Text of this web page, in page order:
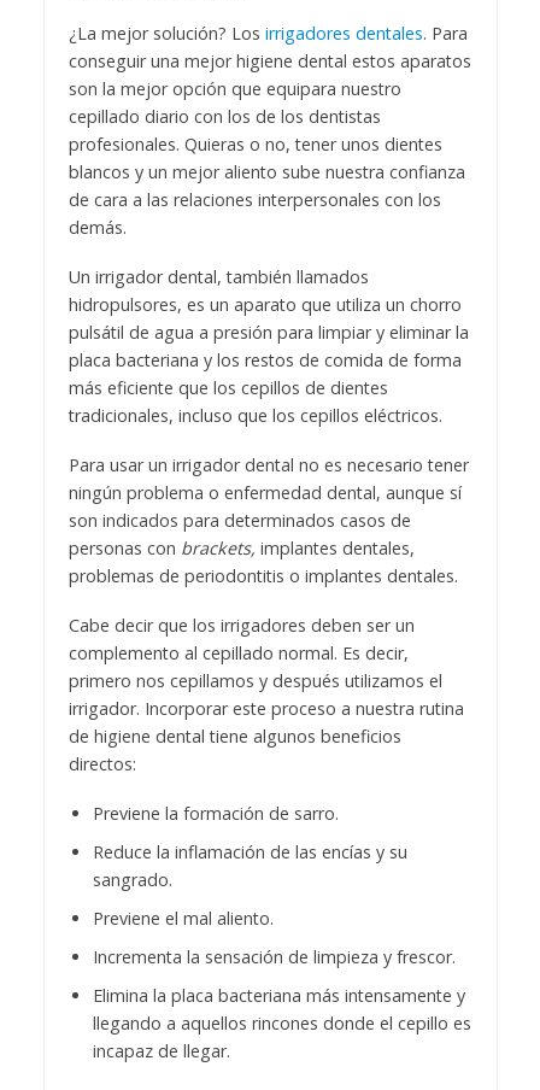
¿La mejor solución? Los irrigadores dentales. Para
conseguir una mejor higiene dental estos aparatos
son la mejor opción que equipara nuestro
cepillado diario con los de los dentistas
profesionales. Quieras o no, tener unos dientes
blancos y un mejor aliento sube nuestra confianza
de cara a las relaciones interpersonales con los
demás.
Un irrigador dental, también llamados
hidropulsores, es un aparato que utiliza un chorro
pulsátil de agua a presión para limpiar y eliminar la
placa bacteriana y los restos de comida de forma
más eficiente que los cepillos de dientes
tradicionales, incluso que los cepillos eléctricos.
Para usar un irrigador dental no es necesario tener
ningún problema o enfermedad dental, aunque sí
son indicados para determinados casos de
personas con brackets, implantes dentales,
problemas de periodontitis o implantes dentales.
Cabe decir que los irrigadores deben ser un
complemento al cepillado normal. Es decir,
primero nos cepillamos y después utilizamos el
irrigador. Incorporar este proceso a nuestra rutina
de higiene dental tiene algunos beneficios
directos:
Previene la formación de sarro.
Reduce la inflamación de las encías y su
sangrado.
Previene el mal aliento.
Incrementa la sensación de limpieza y frescor.
Elimina la placa bacteriana más intensamente y
llegando a aquellos rincones donde el cepillo es
incapaz de llegar.